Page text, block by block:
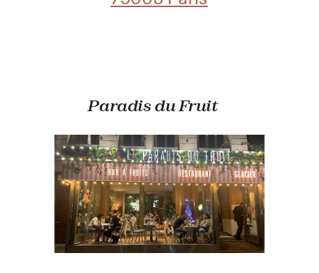
Paradis du Fruit